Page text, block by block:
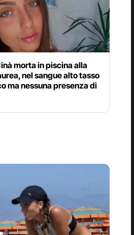
morta in piscina alla
nel sangue alto tasso
ma nessuna presenza di